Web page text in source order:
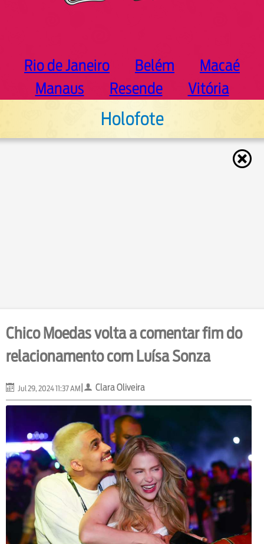
Rio de Janeiro Belém
Macaé
Manaus
Resende Vitória
Holofote
Chico Moedas volta a comentar fim do
relacionamento com Luísa Sonza
Jul 29, 2024 11:37 AM| Clara Oliveira